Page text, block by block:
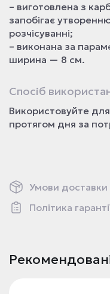
– виготовлена з
запобігає
розчісуванні;
– виконана за
ширина — 8 см.
Спосіб
Використовуйте
протягом дня за
Умови доставки
Політика